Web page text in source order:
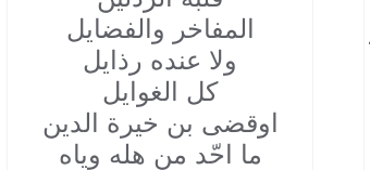
المفاخر والفضايل
ولا عنده رذايل
كل الغوايل
اوقضى بن خيرة الدين
ما احّد من هله وياه